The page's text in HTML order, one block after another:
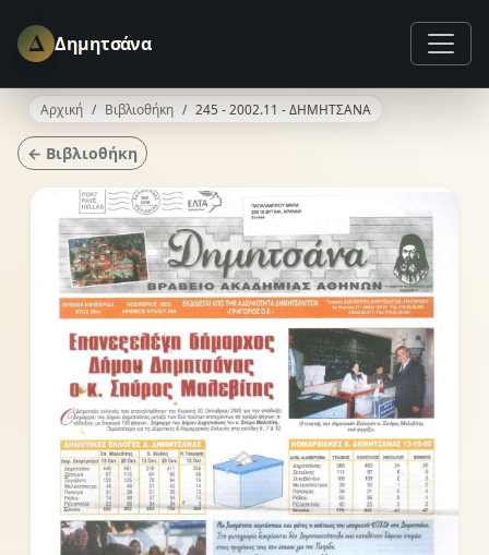
Δ Δημητσάνα
Αρχική Βιβλιοθήκη 245 - 2002.11 - ΔΗΜΗΤΣΑΝΑ
← Βιβλιοθήκη